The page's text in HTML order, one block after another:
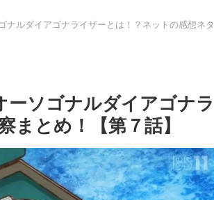
ナルダイアゴナライザーとは！？ネットの感想ネタ
ーソゴナルダイアゴナラ
まとめ！【第７話】